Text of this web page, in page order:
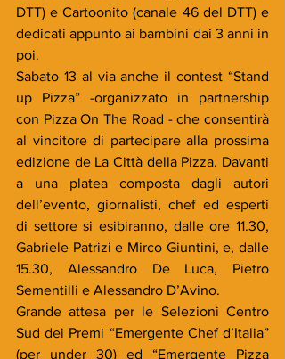
DTT) e Cartoonito (canale 46 del DTT) e
dedicati appunto ai bambini dai 3 anni in
poi.
Sabato 13 al via anche il contest “Stand
up Pizza” -organizzato in partnership
con Pizza On The Road - che consentirà
al vincitore di partecipare alla prossima
edizione de La Città della Pizza. Davanti
a una platea composta dagli autori
dell’evento, giornalisti, chef ed esperti
di settore si esibiranno, dalle ore 11.30,
Gabriele Patrizi e Mirco Giuntini, e, dalle
15.30, Alessandro De Luca, Pietro
Sementilli e Alessandro D’Avino.
Grande attesa per le Selezioni Centro
Sud dei Premi “Emergente Chef d’Italia”
(per under 30) ed “Emergente Pizza